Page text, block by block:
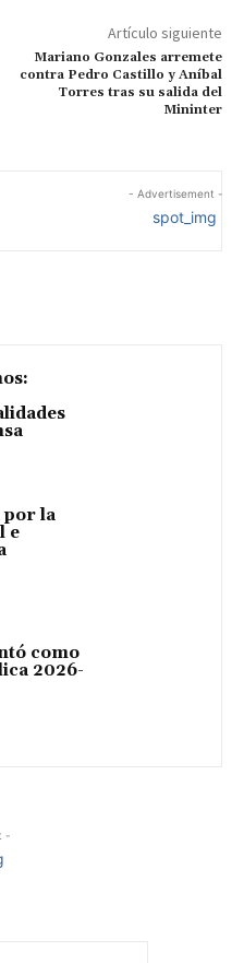
Artículo siguiente
Mariano Gonzales arremete
contra Pedro Castillo y Aníbal
Torres tras su salida del
Mininter
- Advertisement -
por la
e
como
2026-
-